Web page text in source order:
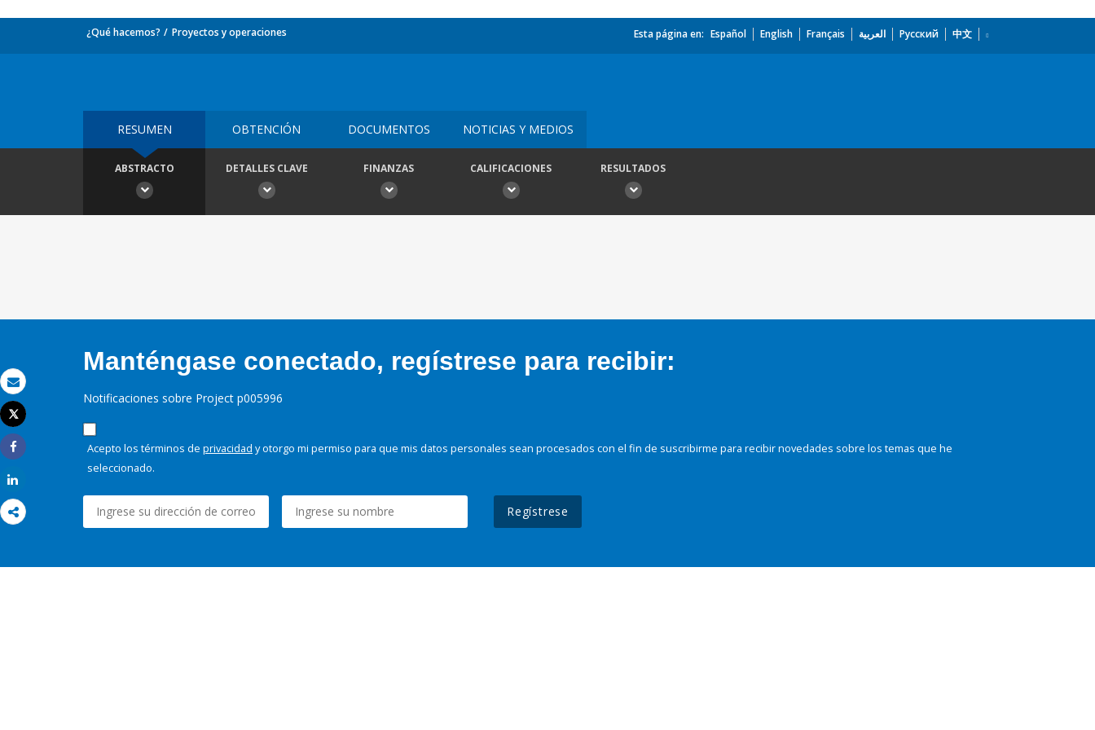
Correo electrónico
Imprimir
Tweet
Share
¿Qué hacemos? Proyectos y operaciones Esta página en: Español English Français العربية Русский 中文
RESUMEN OBTENCIÓN DOCUMENTOS NOTICIAS Y MEDIOS
ABSTRACTO DETALLES CLAVE FINANZAS CALIFICACIONES RESULTADOS
Manténgase conectado, regístrese para recibir:
Notificaciones sobre Project p005996
Acepto los términos de privacidad y otorgo mi permiso para que mis datos personales sean procesados con el fin de suscribirme para recibir novedades sobre los temas que he
seleccionado.
Regístrese